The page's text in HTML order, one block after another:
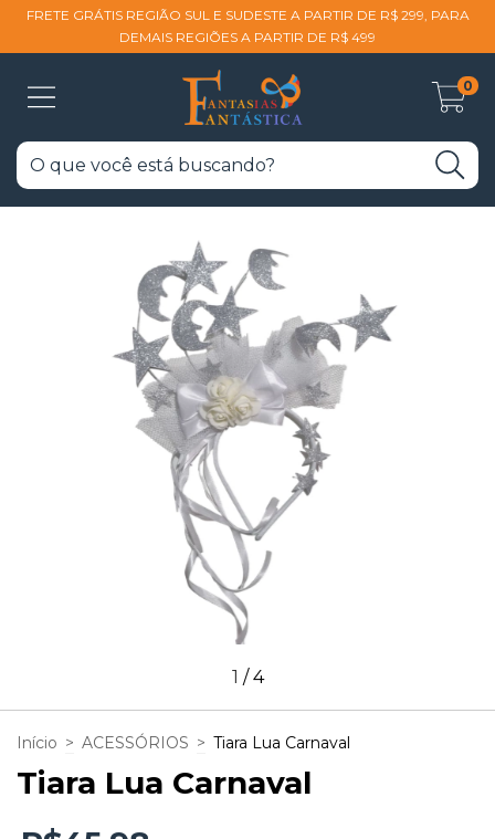
FRETE GRÁTIS REGIÃO SUL E SUDESTE A PARTIR DE R$ 299, PARA
DEMAIS REGIÕES A PARTIR DE R$ 499
0
1 /4
Início > ACESSÓRIOS > Tiara Lua Carnaval
Tiara Lua Carnaval